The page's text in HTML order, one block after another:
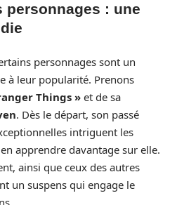
personnages : une
personnages sont un
à leur popularité. Prenons
Things » et de sa
. Dès le départ, son passé
intriguent les
apprendre davantage sur elle.
ainsi que ceux des autres
un suspens qui engage le